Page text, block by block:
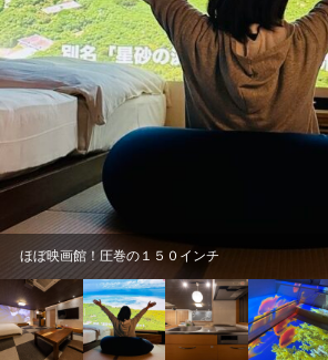
ほぼ映画館！圧巻の１５０インチ